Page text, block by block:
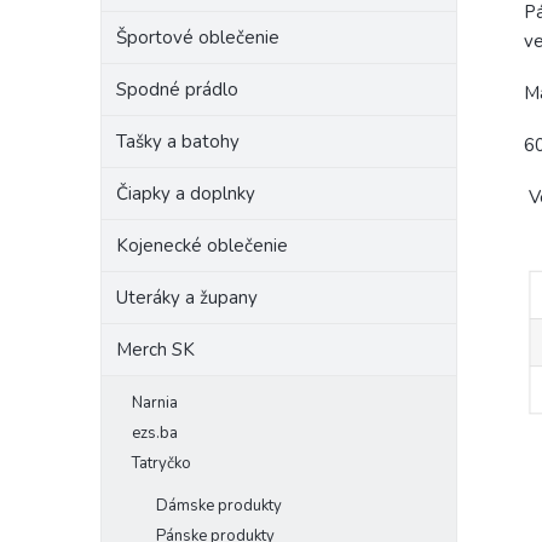
Športové oblečenie
Spodné prádlo
Tašky a batohy
Čiapky a doplnky
Kojenecké oblečenie
Uteráky a župany
Merch SK
Narnia
ezs.ba
Tatryčko
Dámske produkty
Pánske produkty